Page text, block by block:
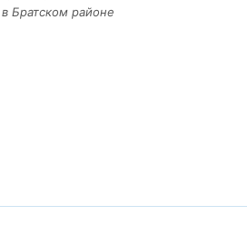
Братском районе